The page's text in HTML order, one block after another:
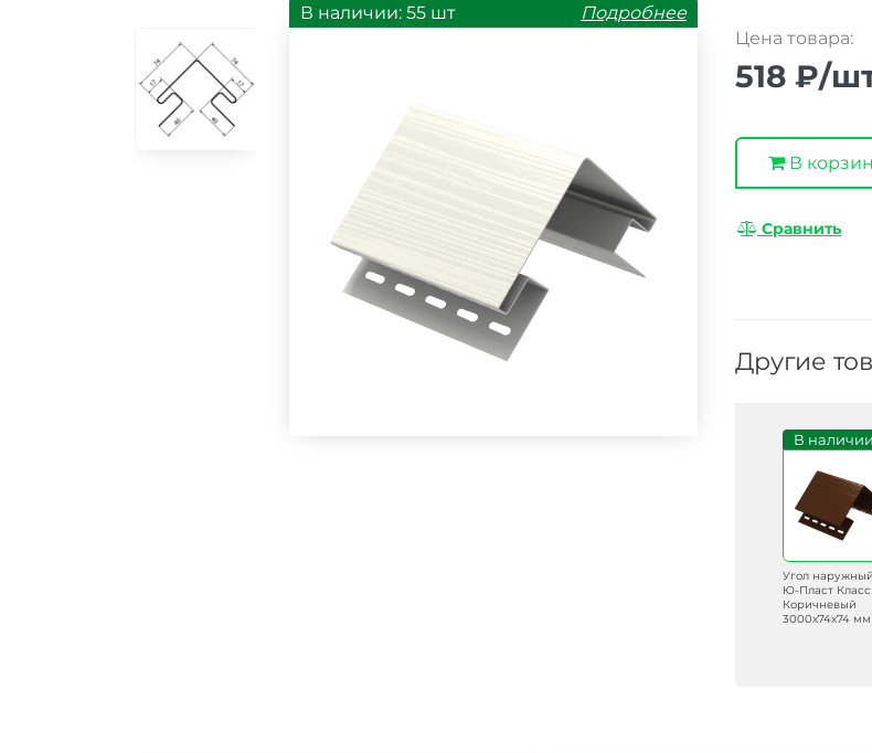
mm.jpg
В наличии: 55 шт
Подробнее
Цена товара:
518 ₽/
В
Сравнить
Другие
В наличии
Угол наружный
Ю-Пласт
Коричневый
3000х74х74 мм